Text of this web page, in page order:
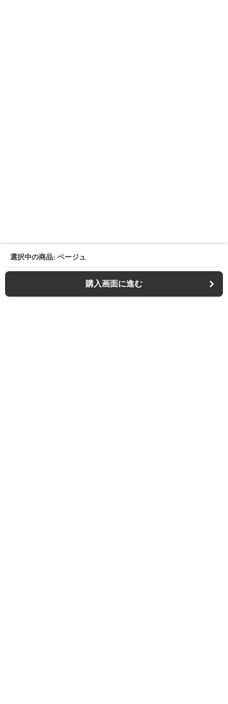
選択中の商品: ベージュ
購入画面に進む